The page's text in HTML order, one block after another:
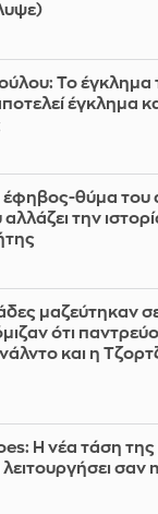
Το έγκλημα
έγκλημα
θύμα του
την
μαζεύτηκαν
ότι
και η
Η νέα τάση
σαν